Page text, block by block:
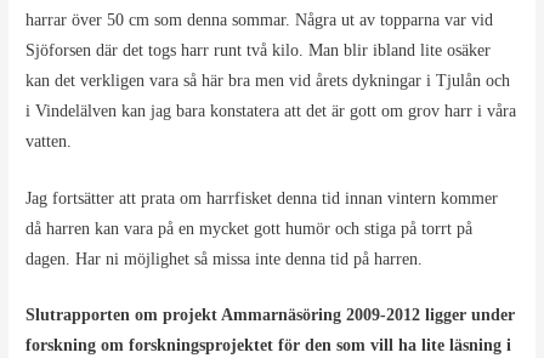
harrar över 50 cm som denna sommar. Några ut av topparna var vid
Sjöforsen där det togs harr runt två kilo. Man blir ibland lite osäker
kan det verkligen vara så här bra men vid årets dykningar i Tjulån och
i Vindelälven kan jag bara konstatera att det är gott om grov harr i våra
vatten.
Jag fortsätter att prata om harrfisket denna tid innan vintern kommer
då harren kan vara på en mycket gott humör och stiga på torrt på
dagen. Har ni möjlighet så missa inte denna tid på harren.
Slutrapporten om projekt Ammarnäsöring 2009-2012 ligger under
forskning om forskningsprojektet för den som vill ha lite läsning i